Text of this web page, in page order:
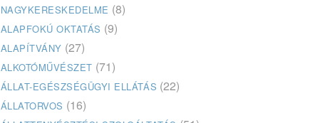
NAGYKERESKEDELME (8)
ALAPFOKÚ OKTATÁS (9)
ALAPÍTVÁNY (27)
ALKOTÓMŰVÉSZET (71)
ÁLLAT-EGÉSZSÉGÜGYI ELLÁTÁS (22)
ÁLLATORVOS (16)